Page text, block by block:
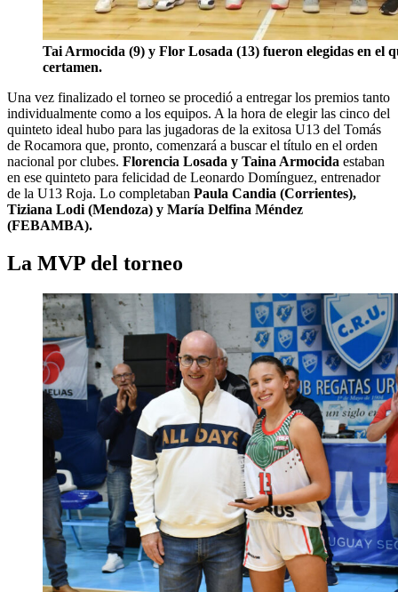
Tai Armocida (9) y Flor Losada (13) fueron elegidas en el
certamen.
Una vez finalizado el torneo se procedió a entregar los premios tanto
individualmente como a los equipos. A la hora de elegir las cinco del
quinteto ideal hubo para las jugadoras de la exitosa U13 del Tomás
de Rocamora que, pronto, comenzará a buscar el título en el orden
nacional por clubes. Florencia Losada y Taina Armocida estaban
en ese quinteto para felicidad de Leonardo Domínguez, entrenador
de la U13 Roja. Lo completaban Paula Candia (Corrientes),
Tiziana Lodi (Mendoza) y María Delfina Méndez
(FEBAMBA).
La MVP del torneo